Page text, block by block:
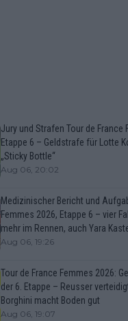
Jury und Strafen Tour de France
Etappe 6 – Geldstrafe für Lotte
„Sticky Bottle“
Aug 06, 20:02
Medizinischer Bericht und
Femmes 2026, Etappe 6 – vier
mehr im Rennen, auch Yara
Aug 06, 19:26
Tour de France Femmes 2026:
der 6. Etappe – Reusser
Borghini macht Boden gut
Aug 06, 19:07